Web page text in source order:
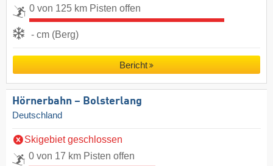
0 von 125 km Pisten offen
- cm (Berg)
Bericht
Hörnerbahn – Bolsterlang
Deutschland
Skigebiet geschlossen
0 von 17 km Pisten offen